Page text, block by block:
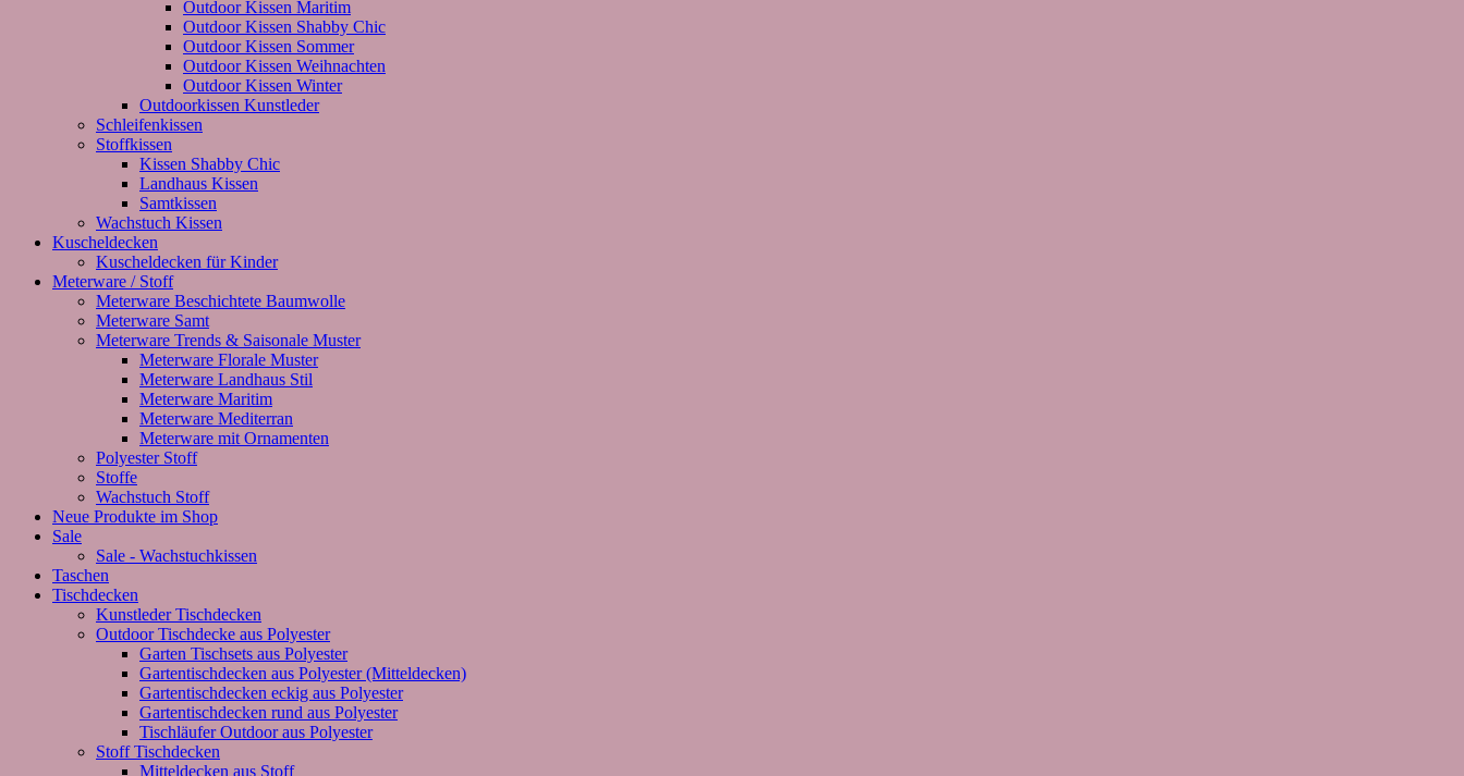
Outdoor Kissen Maritim
Outdoor Kissen Shabby Chic
Outdoor Kissen Sommer
Outdoor Kissen Weihnachten
Outdoor Kissen Winter
Outdoorkissen Kunstleder
Schleifenkissen
Stoffkissen
Kissen Shabby Chic
Landhaus Kissen
Samtkissen
Wachstuch Kissen
Kuscheldecken
Kuscheldecken für Kinder
Meterware / Stoff
Meterware Beschichtete Baumwolle
Meterware Samt
Meterware Trends & Saisonale Muster
Meterware Florale Muster
Meterware Landhaus Stil
Meterware Maritim
Meterware Mediterran
Meterware mit Ornamenten
Polyester Stoff
Stoffe
Wachstuch Stoff
Neue Produkte im Shop
Sale
Sale - Wachstuchkissen
Taschen
Tischdecken
Kunstleder Tischdecken
Outdoor Tischdecke aus Polyester
Garten Tischsets aus Polyester
Gartentischdecken aus Polyester (Mitteldecken)
Gartentischdecken eckig aus Polyester
Gartentischdecken rund aus Polyester
Tischläufer Outdoor aus Polyester
Stoff Tischdecken
Mitteldecken aus Stoff